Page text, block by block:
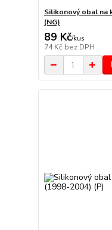
Silikonový obal na
(NG)
89 Kč/kus
74 Kč bez DPH